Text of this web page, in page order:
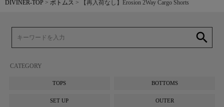
DIVINER-TOP ボトムス 【再入荷なし】Erosion 2Way Cargo Shorts
search
CATEGORY
TOPS BOTTOMS
SET UP OUTER